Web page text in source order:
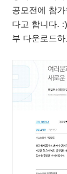
공모전에 참
다고 합니다.
부 다운로드